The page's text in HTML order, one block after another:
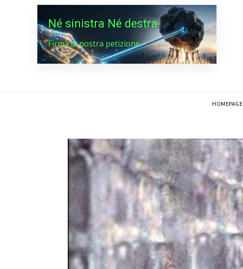
Né sinistra Né destra
Firma la nostra petizione
Firma
HOMEPAGE